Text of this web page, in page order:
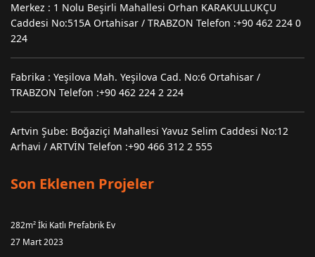
Merkez : 1 Nolu Beşirli Mahallesi Orhan KARAKULLUKÇU
Caddesi No:515A Ortahisar / TRABZON Telefon :+90 462 224 0
224
Fabrika : Yeşilova Mah. Yeşilova Cad. No:6 Ortahisar /
TRABZON Telefon :+90 462 224 2 224
Artvin Şube: Boğaziçi Mahallesi Yavuz Selim Caddesi No:12
Arhavi / ARTVİN Telefon :+90 466 312 2 555
Son Eklenen Projeler
282m² İki Katlı Prefabrik Ev
27 Mart 2023